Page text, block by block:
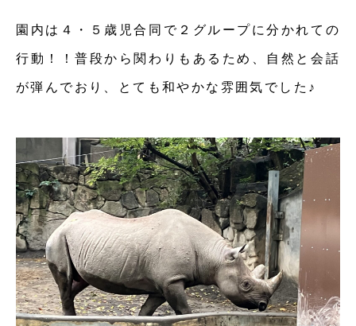
園内は４・５歳児合同で２グループに分かれての
行動！！普段から関わりもあるため、自然と会話
が弾んでおり、とても和やかな雰囲気でした♪